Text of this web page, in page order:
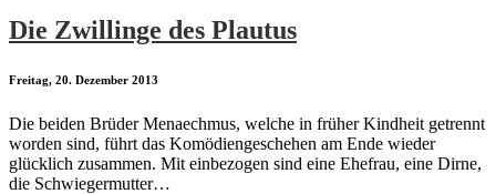
Die Zwillinge des Plautus
Freitag, 20. Dezember 2013
Die beiden Brüder Menaechmus, welche in früher Kindheit getrennt
worden sind, führt das Komödiengeschehen am Ende wieder
glücklich zusammen. Mit einbezogen sind eine Ehefrau, eine Dirne,
die Schwiegermutter…